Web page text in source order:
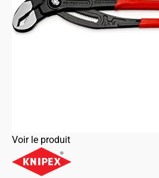
Voir le produit